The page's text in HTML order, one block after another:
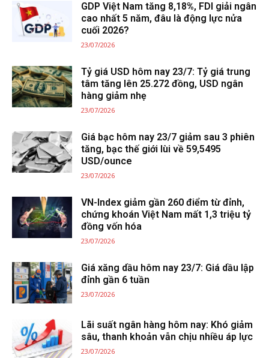
GDP Việt Nam tăng 8,18%, FDI giải ngân
cao nhất 5 năm, đâu là động lực nửa
cuối 2026?
23/07/2026
Tỷ giá USD hôm nay 23/7: Tỷ giá trung
tâm tăng lên 25.272 đồng, USD ngân
hàng giảm nhẹ
23/07/2026
Giá bạc hôm nay 23/7 giảm sau 3 phiên
tăng, bạc thế giới lùi về 59,5495
USD/ounce
23/07/2026
VN-Index giảm gần 260 điểm từ đỉnh,
chứng khoán Việt Nam mất 1,3 triệu tỷ
đồng vốn hóa
23/07/2026
Giá xăng dầu hôm nay 23/7: Giá dầu lập
đỉnh gần 6 tuần
23/07/2026
Lãi suất ngân hàng hôm nay: Khó giảm
sâu, thanh khoản vẫn chịu nhiều áp lực
23/07/2026